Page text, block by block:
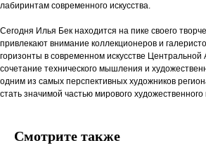
лабиринтам современного искусства.
Сегодня Илья Бек находится на пике своего
привлекают внимание коллекционеров и
горизонты в современном искусстве Центральной
сочетание технического мышления и
одним из самых перспективных художников
стать значимой частью мирового
Смотрите также